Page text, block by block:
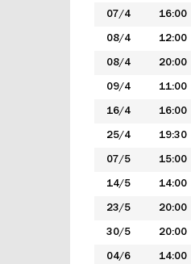
07/4 16:00
08/4 12:00
08/4 20:00
09/4 11:00
16/4 16:00
25/4 19:30
07/5 15:00
14/5 14:00
23/5 20:00
30/5 20:00
04/6 14:00